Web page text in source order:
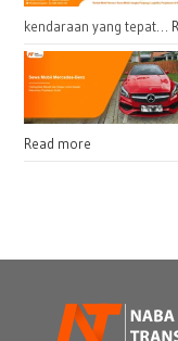
kendaraan yang tepat…
Read more